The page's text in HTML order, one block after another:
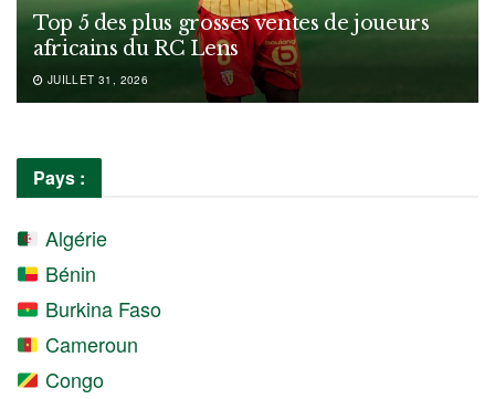
Top 5 des plus grosses ventes de joueurs
africains du RC Lens
JUILLET 31, 2026
Pays :
Algérie
Bénin
Burkina Faso
Cameroun
Congo